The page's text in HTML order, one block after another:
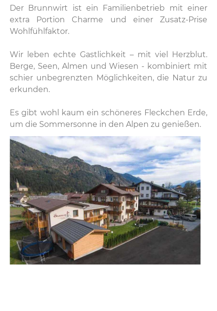
Der Brunnwirt ist ein Familienbetrieb mit einer
extra Portion Charme und einer Zusatz-Prise
Wohlfühlfaktor.
Wir leben echte Gastlichkeit – mit viel Herzblut.
Berge, Seen, Almen und Wiesen - kombiniert mit
schier unbegrenzten Möglichkeiten, die Natur zu
erkunden.
Es gibt wohl kaum ein schöneres Fleckchen Erde,
um die Sommersonne in den Alpen zu genießen.